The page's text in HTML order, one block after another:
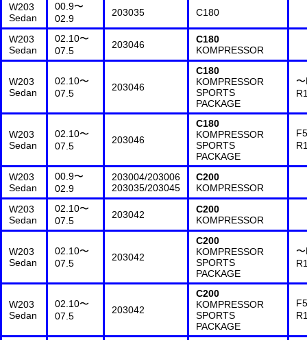
W203
Sedan
00.9〜
02.9
203035 C180
W203
Sedan
02.10〜
07.5
203046
C180
KOMPRESSOR
W203
Sedan
02.10〜
07.5
203046
C180
KOMPRESSOR
SPORTS
PACKAGE
W203
Sedan
02.10〜
07.5
203046
C180
KOMPRESSOR
SPORTS
PACKAGE
W203
Sedan
00.9〜
02.9
203004/203006
203035/203045
C200
KOMPRESSOR
W203
Sedan
02.10〜
07.5
203042
C200
KOMPRESSOR
W203
Sedan
02.10〜
07.5
203042
C200
KOMPRESSOR
SPORTS
PACKAGE
W203
Sedan
02.10〜
07.5
203042
C200
KOMPRESSOR
SPORTS
PACKAGE